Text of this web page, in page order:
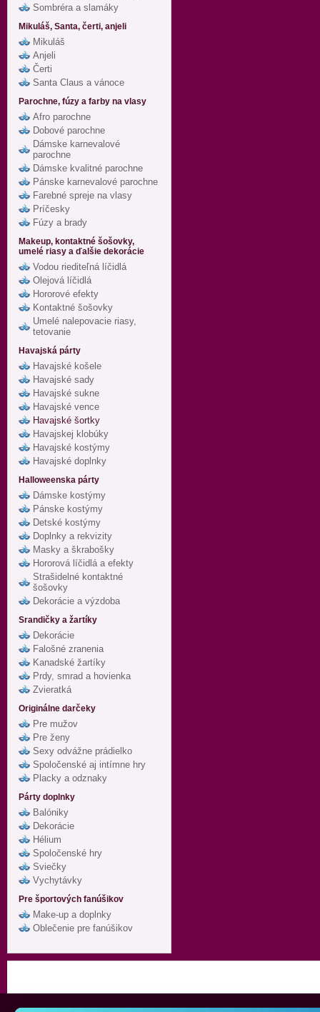
Sombréra a slamáky
Mikuláš, Santa, čerti, anjeli
Mikuláš
Anjeli
Čerti
Santa Claus a vánoce
Parochne, fúzy a farby na vlasy
Afro parochne
Dobové parochne
Dámske karnevalové
parochne
Dámske kvalitné parochne
Pánske karnevalové parochne
Farebné spreje na vlasy
Príčesky
Fúzy a brady
Makeup, kontaktné šošovky,
umelé riasy a ďalšie dekorácie
Vodou riediteľná líčidlá
Olejová líčidlá
Hororové efekty
Kontaktné šošovky
Umelé nalepovacie riasy,
tetovanie
Havajská párty
Havajské košele
Havajské sady
Havajské sukne
Havajské vence
Havajské šortky
Havajskej klobúky
Havajské kostýmy
Havajské doplnky
Halloweenska párty
Dámske kostýmy
Pánske kostýmy
Detské kostýmy
Doplnky a rekvizity
Masky a škrabošky
Hororová líčidlá a efekty
Strašidelné kontaktné
šošovky
Dekorácie a výzdoba
Srandičky a žartíky
Dekorácie
Falošné zranenia
Kanadské žartíky
Prdy, smrad a hovienka
Zvieratká
Originálne darčeky
Pre mužov
Pre ženy
Sexy odvážne prádielko
Spoločenské aj intímne hry
Placky a odznaky
Párty doplnky
Balóniky
Dekorácie
Hélium
Spoločenské hry
Sviečky
Vychytávky
Pre športových fanúšikov
Make-up a doplnky
Oblečenie pre fanúšikov